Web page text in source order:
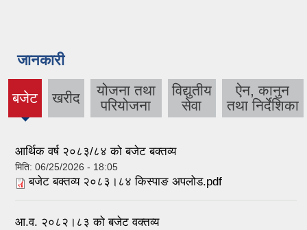
जानकारी
बजेट
(active
tab)
खरीद
योजना तथा
परियोजना
विद्युतीय
सेवा
ऐन, कानुन
तथा निर्देशिका
आर्थिक वर्ष २०८३/८४ को बजेट बक्तव्य
मिति: 06/25/2026 - 18:05
बजेट बक्तव्य २०८३।८४ किस्पाङ अपलोड.pdf
आ.व. २०८२।८३ को बजेट वक्तव्य